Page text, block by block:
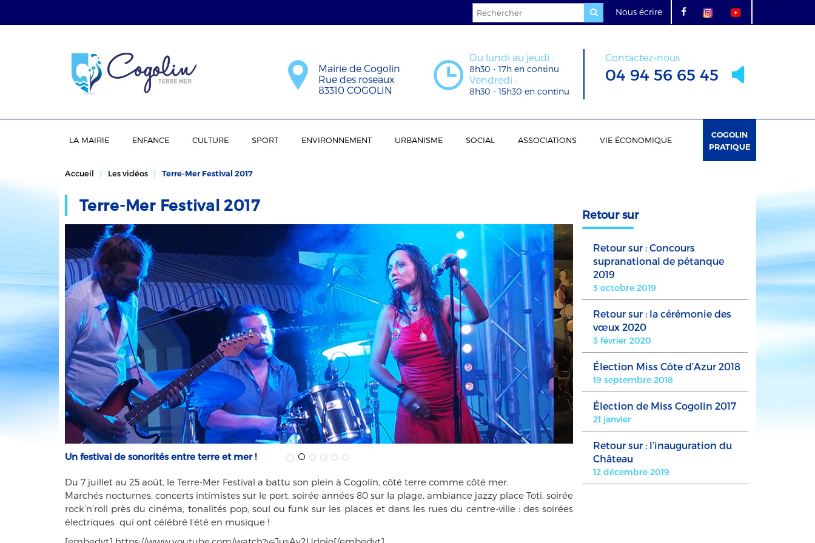
Nous écrire
Mairie de Cogolin
Rue des roseaux
83310 COGOLIN
Du lundi au jeudi :
8h30 - 17h en continu
Vendredi :
8h30 - 15h30 en continu
Contactez-nous
04 94 56 65 45
LA MAIRIE ENFANCE CULTURE SPORT ENVIRONNEMENT URBANISME SOCIAL ASSOCIATIONS VIE ÉCONOMIQUE
COGOLIN
PRATIQUE
Accueil Les vidéos Terre-Mer Festival 2017
Terre-Mer Festival 2017
Un festival de sonorités entre terre et mer !
Du 7 juillet au 25 août, le Terre-Mer Festival a battu son plein à Cogolin, côté terre comme côté mer.
Marchés nocturnes, concerts intimistes sur le port, soirée années 80 sur la plage, ambiance jazzy place Toti, soirée
rock’n’roll près du cinéma, tonalités pop, soul ou funk sur les places et dans les rues du centre-ville : des soirées
électriques qui ont célébré l’été en musique !
Retour sur
Retour sur : Concours
supranational de pétanque
2019
3 octobre 2019
Retour sur : la cérémonie des
vœux 2020
3 février 2020
Élection Miss Côte d’Azur 2018
19 septembre 2018
Élection de Miss Cogolin 2017
21 janvier
Retour sur : l’inauguration du
Château
12 décembre 2019